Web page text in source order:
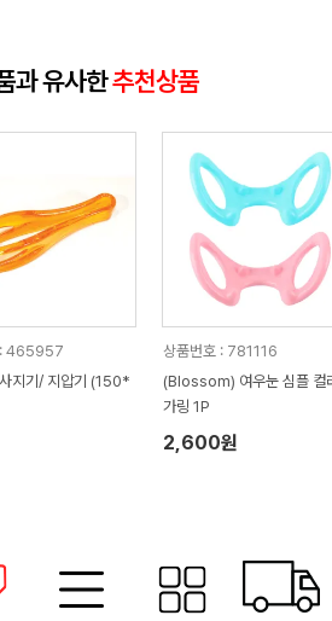
과 유사한추천상품
: 465957
지기/ 지압기 (150*
상품번호 : 781116
(Blossom) 여우눈 심플 컬
가링 1P
2,600원